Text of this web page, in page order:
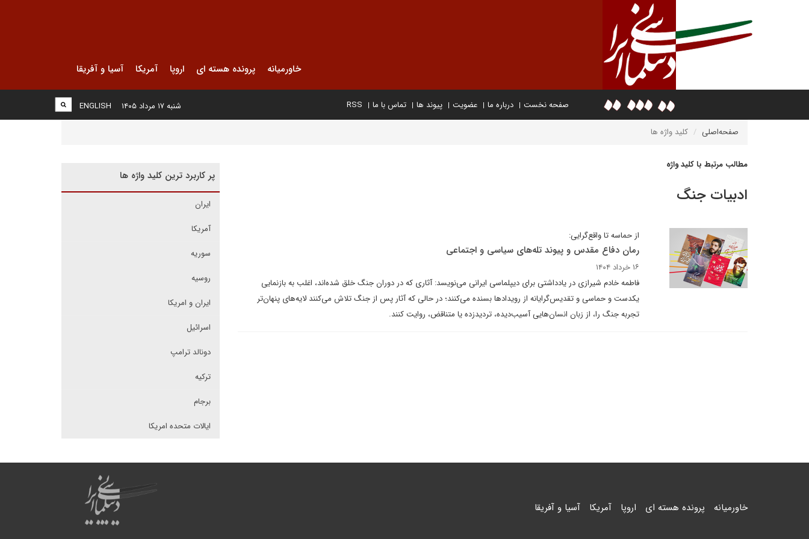
خاورمیانه پرونده هسته ای اروپا آمریکا آسیا و آفریقا
صفحه نخست درباره ما عضویت پیوند ها تماس با ما RSS
ENGLISH شنبه ۱۷ مرداد ۱۴۰۵
صفحه‌اصلی کلید واژه ها
مطالب مرتبط با کلید واژه
ادبیات جنگ
از حماسه تا واقع‌گرایی:
رمان دفاع مقدس و پیوند تله‌های سیاسی و اجتماعی
۱۶ خرداد ۱۴۰۴
فاطمه خادم شیرازی در یادداشتی برای دیپلماسی ایرانی می‌نویسد: آثاری که در دوران جنگ خلق شده‌اند، اغلب به بازنمایی
یکدست و حماسی و تقدیس‌گرایانه از رویدادها بسنده می‌کنند؛ در حالی که آثار پس از جنگ تلاش می‌کنند لایه‌های پنهان‌تر
تجربه جنگ را، از زبان انسان‌هایی آسیب‌دیده، تردیدزده یا متناقض، روایت کنند.
پر کاربرد ترین کلید واژه ها
ایران
آمریکا
سوریه
روسیه
ایران و امریکا
اسرائیل
دونالد ترامپ
ترکیه
برجام
ایالات متحده امریکا
خاورمیانه پرونده هسته ای اروپا آمریکا آسیا و آفریقا